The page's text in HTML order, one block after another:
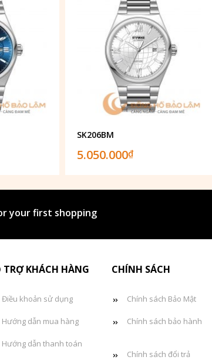
SK206BM
5.050.000₫
your first shopping
TRỢ KHÁCH HÀNG
Điều khoản sử dụng
Hướng dẫn mua hàng
Hướng dẫn thanh toán
CHÍNH SÁCH
Chính sách Bảo Mật
Chính sách bảo hành
Chính sách đổi trả